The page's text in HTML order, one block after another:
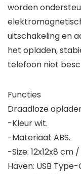
worden
uitschakeling en
het opladen,
telefoon niet
Functies
Draadloze
-Kleur wit.
-Materiaal: ABS.
-Size: 12x12x8 cm
Haven: USB Type-